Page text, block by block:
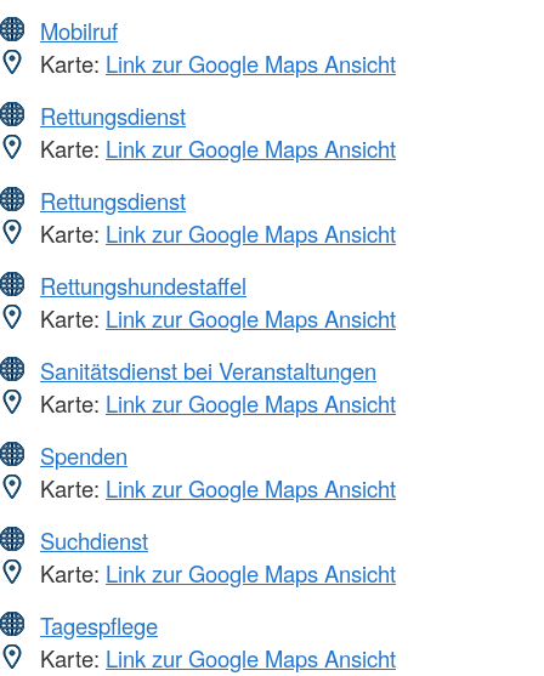
Mobilruf
Karte: Link zur Google Maps Ansicht
Rettungsdienst
Karte: Link zur Google Maps Ansicht
Rettungsdienst
Karte: Link zur Google Maps Ansicht
Rettungshundestaffel
Karte: Link zur Google Maps Ansicht
Sanitätsdienst bei Veranstaltungen
Karte: Link zur Google Maps Ansicht
Spenden
Karte: Link zur Google Maps Ansicht
Suchdienst
Karte: Link zur Google Maps Ansicht
Tagespflege
Karte: Link zur Google Maps Ansicht